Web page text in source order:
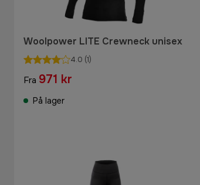
Woolpower LITE Crewneck unisex
4.0 (1)
Fra 971 kr
På lager